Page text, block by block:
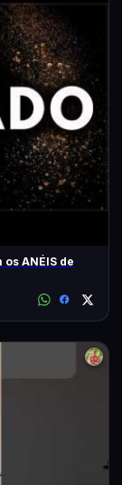
ANÉIS de